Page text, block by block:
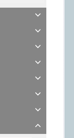







